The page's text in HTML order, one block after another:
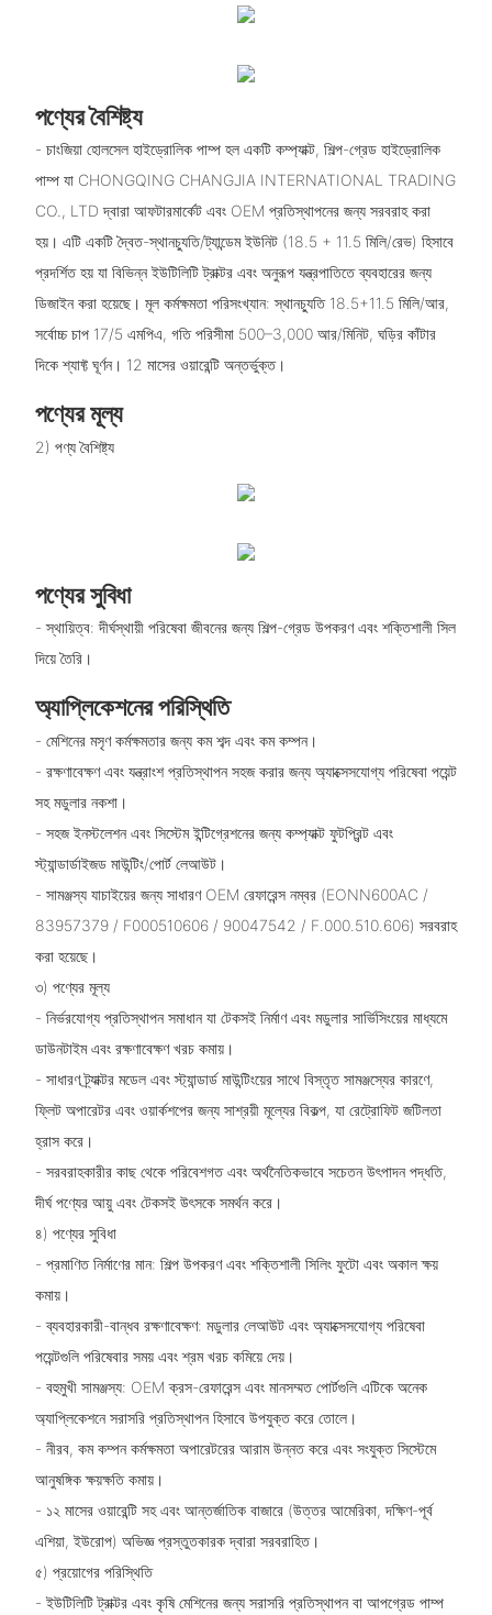
পণ্যের বৈশিষ্ট্য
- চাংজিয়া হোলসেল হাইড্রোলিক পাম্প হল একটি কম্প্যাক্ট, শিল্প-গ্রেড হাইড্রোলিক
পাম্প যা CHONGQING CHANGJIA INTERNATIONAL TRADING
CO., LTD দ্বারা আফটারমার্কেট এবং OEM প্রতিস্থাপনের জন্য সরবরাহ করা
হয়। এটি একটি দ্বৈত-স্থানচ্যুতি/ট্যান্ডেম ইউনিট (18.5 + 11.5 মিলি/রেভ) হিসাবে
প্রদর্শিত হয় যা বিভিন্ন ইউটিলিটি ট্রাক্টর এবং অনুরূপ যন্ত্রপাতিতে ব্যবহারের জন্য
ডিজাইন করা হয়েছে। মূল কর্মক্ষমতা পরিসংখ্যান: স্থানচ্যুতি 18.5+11.5 মিলি/আর,
সর্বোচ্চ চাপ 17/5 এমপিএ, গতি পরিসীমা 500–3,000 আর/মিনিট, ঘড়ির কাঁটার
দিকে শ্যাফ্ট ঘূর্ণন। 12 মাসের ওয়ারেন্টি অন্তর্ভুক্ত।
পণ্যের মূল্য
2) পণ্য বৈশিষ্ট্য
পণ্যের সুবিধা
- স্থায়িত্ব: দীর্ঘস্থায়ী পরিষেবা জীবনের জন্য শিল্প-গ্রেড উপকরণ এবং শক্তিশালী সিল
দিয়ে তৈরি।
অ্যাপ্লিকেশনের পরিস্থিতি
- মেশিনের মসৃণ কর্মক্ষমতার জন্য কম শব্দ এবং কম কম্পন।
- রক্ষণাবেক্ষণ এবং যন্ত্রাংশ প্রতিস্থাপন সহজ করার জন্য অ্যাক্সেসযোগ্য পরিষেবা পয়েন্ট
সহ মডুলার নকশা।
- সহজ ইনস্টলেশন এবং সিস্টেম ইন্টিগ্রেশনের জন্য কম্প্যাক্ট ফুটপ্রিন্ট এবং
স্ট্যান্ডার্ডাইজড মাউন্টিং/পোর্ট লেআউট।
- সামঞ্জস্য যাচাইয়ের জন্য সাধারণ OEM রেফারেন্স নম্বর (EONN600AC /
83957379 / F000510606 / 90047542 / F.000.510.606) সরবরাহ
করা হয়েছে।
৩) পণ্যের মূল্য
- নির্ভরযোগ্য প্রতিস্থাপন সমাধান যা টেকসই নির্মাণ এবং মডুলার সার্ভিসিংয়ের মাধ্যমে
ডাউনটাইম এবং রক্ষণাবেক্ষণ খরচ কমায়।
- সাধারণ ট্র্যাক্টর মডেল এবং স্ট্যান্ডার্ড মাউন্টিংয়ের সাথে বিস্তৃত সামঞ্জস্যের কারণে,
ফ্লিট অপারেটর এবং ওয়ার্কশপের জন্য সাশ্রয়ী মূল্যের বিকল্প, যা রেট্রোফিট জটিলতা
হ্রাস করে।
- সরবরাহকারীর কাছ থেকে পরিবেশগত এবং অর্থনৈতিকভাবে সচেতন উৎপাদন পদ্ধতি,
দীর্ঘ পণ্যের আয়ু এবং টেকসই উৎসকে সমর্থন করে।
৪) পণ্যের সুবিধা
- প্রমাণিত নির্মাণের মান: শিল্প উপকরণ এবং শক্তিশালী সিলিং ফুটো এবং অকাল ক্ষয়
কমায়।
- ব্যবহারকারী-বান্ধব রক্ষণাবেক্ষণ: মডুলার লেআউট এবং অ্যাক্সেসযোগ্য পরিষেবা
পয়েন্টগুলি পরিষেবার সময় এবং শ্রম খরচ কমিয়ে দেয়।
- বহুমুখী সামঞ্জস্য: OEM ক্রস-রেফারেন্স এবং মানসম্মত পোর্টগুলি এটিকে অনেক
অ্যাপ্লিকেশনে সরাসরি প্রতিস্থাপন হিসাবে উপযুক্ত করে তোলে।
- নীরব, কম কম্পন কর্মক্ষমতা অপারেটরের আরাম উন্নত করে এবং সংযুক্ত সিস্টেমে
আনুষঙ্গিক ক্ষয়ক্ষতি কমায়।
- ১২ মাসের ওয়ারেন্টি সহ এবং আন্তর্জাতিক বাজারে (উত্তর আমেরিকা, দক্ষিণ-পূর্ব
এশিয়া, ইউরোপ) অভিজ্ঞ প্রস্তুতকারক দ্বারা সরবরাহিত।
৫) প্রয়োগের পরিস্থিতি
- ইউটিলিটি ট্রাক্টর এবং কৃষি মেশিনের জন্য সরাসরি প্রতিস্থাপন বা আপগ্রেড পাম্প